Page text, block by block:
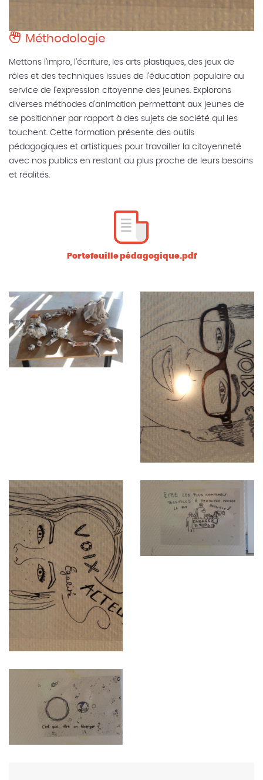
Méthodologie
Mettons l'impro, l'écriture, les arts plastiques, des jeux de
rôles et des techniques issues de l'éducation populaire au
service de l'expression citoyenne des jeunes. Explorons
diverses méthodes d’animation permettant aux jeunes de
se positionner par rapport à des sujets de société qui les
touchent. Cette formation présente des outils
pédagogiques et artistiques pour travailler la citoyenneté
avec nos publics en restant au plus proche de leurs besoins
et réalités.
Portefeuille pédagogique.pdf